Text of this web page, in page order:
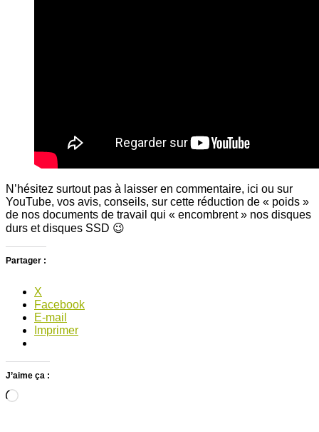
N’hésitez surtout pas à laisser en commentaire, ici ou sur
YouTube, vos avis, conseils, sur cette réduction de « poids »
de nos documents de travail qui « encombrent » nos disques
durs et disques SSD 😉
Partager :
X
Facebook
E-mail
Imprimer
J’aime ça :
Chargement…